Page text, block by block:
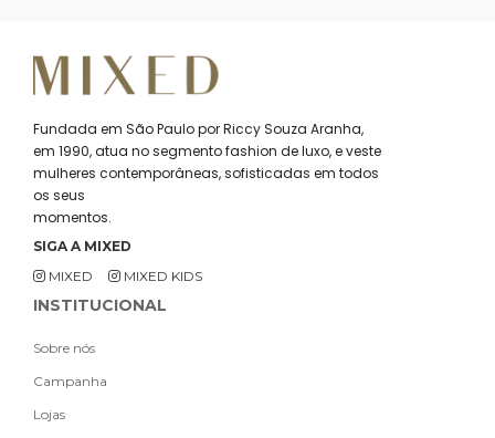
Fundada em São Paulo por Riccy Souza Aranha,
em 1990, atua no segmento fashion de luxo, e veste
mulheres contemporâneas, sofisticadas em todos
os seus
momentos.
SIGA A MIXED
MIXED
MIXED KIDS
INSTITUCIONAL
Sobre nós
Campanha
Lojas